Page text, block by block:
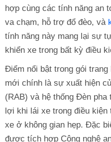
hợp cùng các tính năng an
va chạm, hỗ trợ đổ đèo, và
tính năng này mang lại sự
khiển xe trong bất kỳ điều
Điểm nổi bật trong gói
mới chính là sự xuất hiện
(RAB) và hệ thống Đèn
lợi khi lái xe trong điều
xe ở không gian hẹp. Đặc
được tích hợp Công nghệ